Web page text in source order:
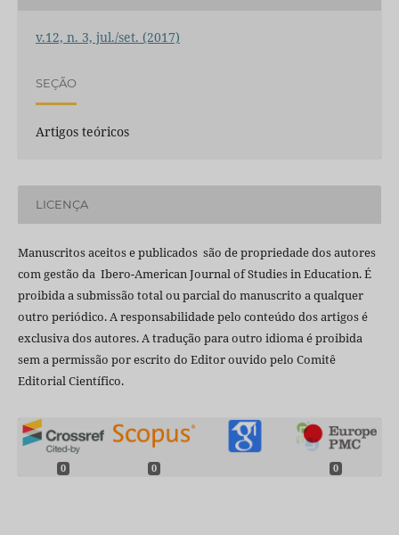
v.12, n. 3, jul./set. (2017)
SEÇÃO
Artigos teóricos
LICENÇA
Manuscritos aceitos e publicados são de propriedade dos autores
com gestão da Ibero-American Journal of Studies in Education. É
proibida a submissão total ou parcial do manuscrito a qualquer
outro periódico. A responsabilidade pelo conteúdo dos artigos é
exclusiva dos autores. A tradução para outro idioma é proibida
sem a permissão por escrito do Editor ouvido pelo Comitê
Editorial Científico.
0 0 0